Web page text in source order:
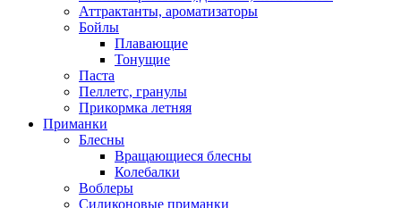
Аттрактанты, ароматизаторы
Бойлы
Плавающие
Тонущие
Паста
Пеллетс, гранулы
Прикормка летняя
Приманки
Блесны
Вращающиеся блесны
Колебалки
Воблеры
Силиконовые приманки